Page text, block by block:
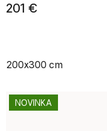
201 €
200x300 cm
NOVINKA